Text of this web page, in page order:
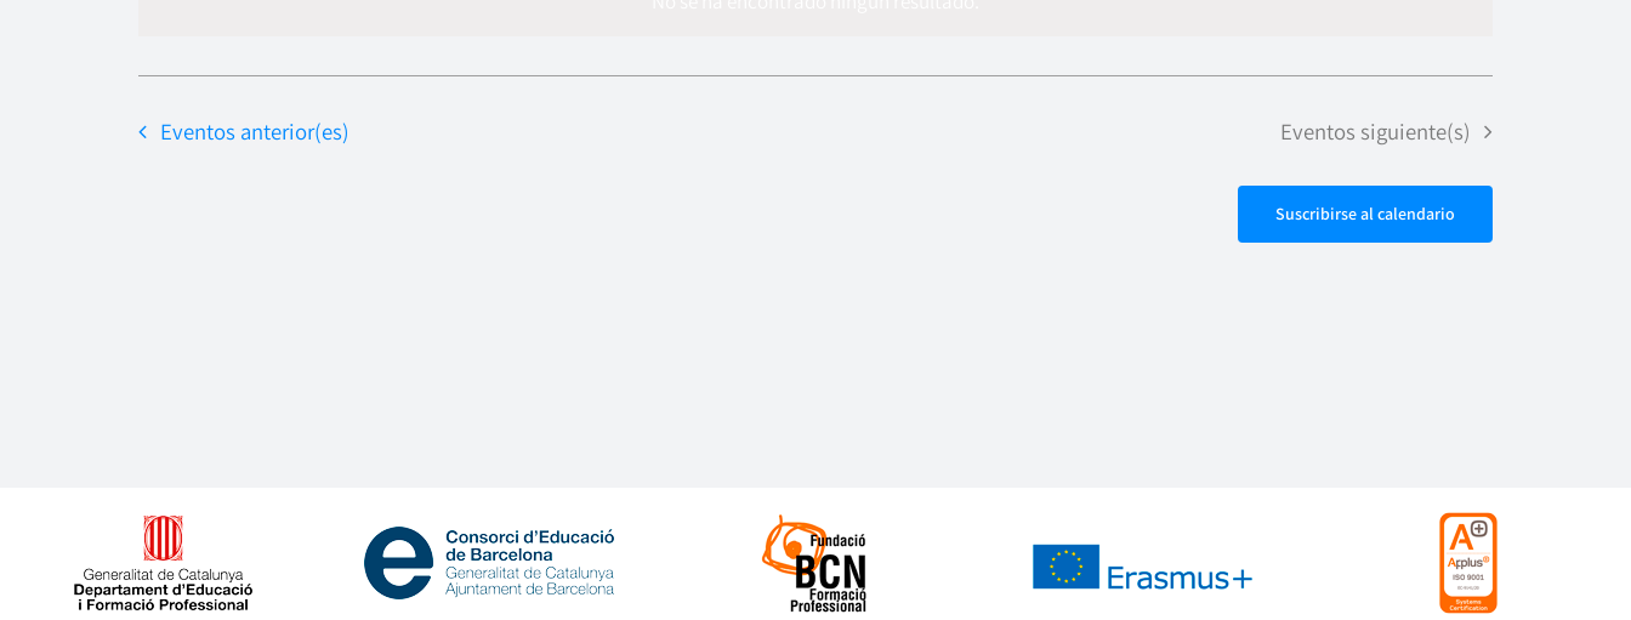
Evento
Eventos anterior(es) Eventos siguiente(s)
Suscribirse al calendario